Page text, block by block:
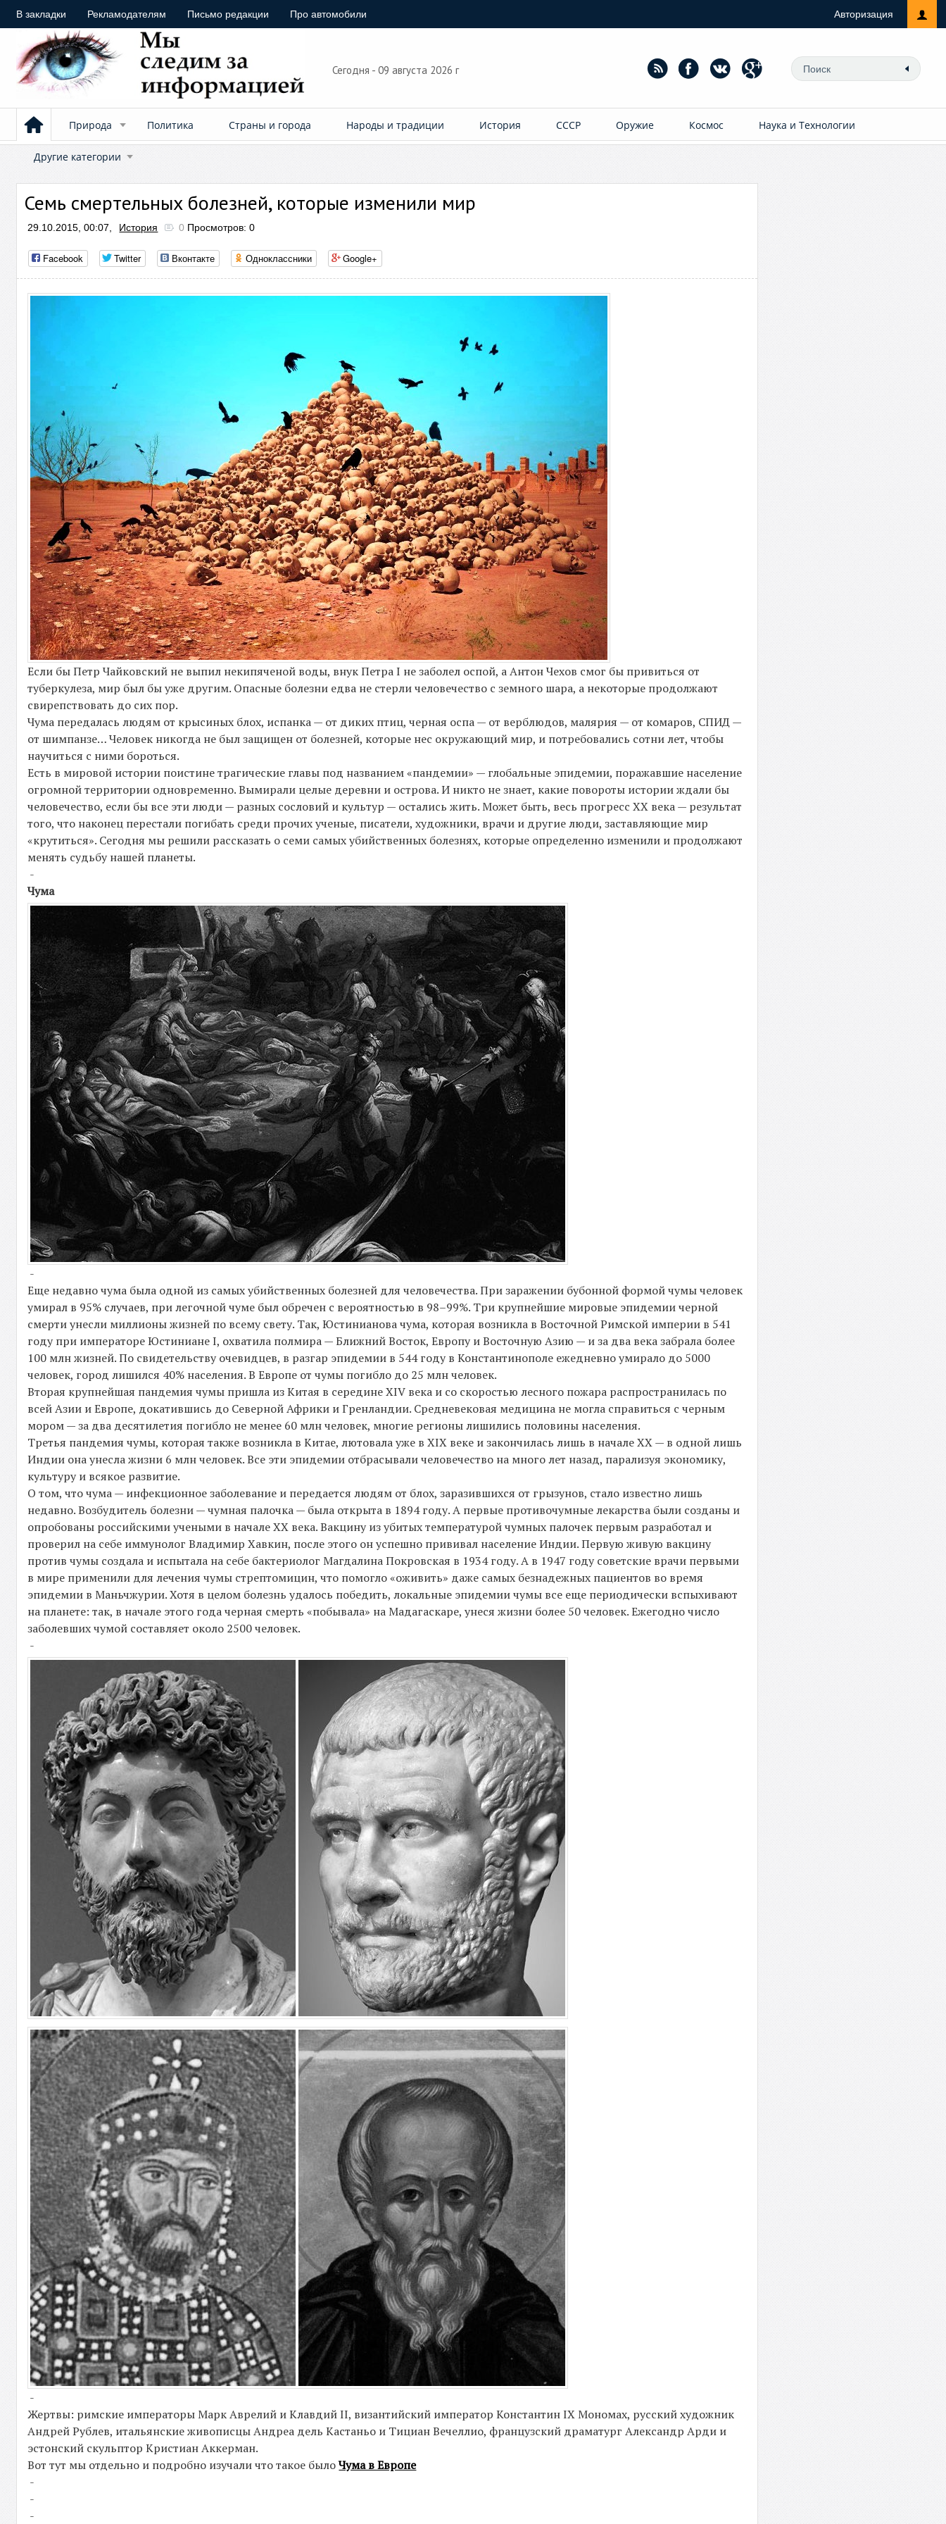
В закладки Рекламодателям Письмо редакции Про автомобили Авторизация
Сегодня - 09 августа 2026 г
Природа Политика Страны и города Народы и традиции История СССР Оружие Космос Наука и Технологии
Другие категории
Семь смертельных болезней, которые изменили мир
29.10.2015, 00:07, История 0 Просмотров: 0
Facebook Twitter Вконтакте Одноклассники Google+
Если бы Петр Чайковский не выпил некипяченой воды, внук Петра I не заболел оспой, а Антон Чехов смог бы привиться от
туберкулеза, мир был бы уже другим. Опасные болезни едва не стерли человечество с земного шара, а некоторые продолжают
свирепствовать до сих пор.
Чума передалась людям от крысиных блох, испанка — от диких птиц, черная оспа — от верблюдов, малярия — от комаров, СПИД —
от шимпанзе… Человек никогда не был защищен от болезней, которые нес окружающий мир, и потребовались сотни лет, чтобы
научиться с ними бороться.
Есть в мировой истории поистине трагические главы под названием «пандемии» — глобальные эпидемии, поражавшие население
огромной территории одновременно. Вымирали целые деревни и острова. И никто не знает, какие повороты истории ждали бы
человечество, если бы все эти люди — разных сословий и культур — остались жить. Может быть, весь прогресс XX века — результат
того, что наконец перестали погибать среди прочих ученые, писатели, художники, врачи и другие люди, заставляющие мир
«крутиться». Сегодня мы решили рассказать о семи самых убийственных болезнях, которые определенно изменили и продолжают
менять судьбу нашей планеты.
-
Чума
-
Еще недавно чума была одной из самых убийственных болезней для человечества. При заражении бубонной формой чумы человек
умирал в 95% случаев, при легочной чуме был обречен с вероятностью в 98–99%. Три крупнейшие мировые эпидемии черной
смерти унесли миллионы жизней по всему свету. Так, Юстинианова чума, которая возникла в Восточной Римской империи в 541
году при императоре Юстиниане I, охватила полмира — Ближний Восток, Европу и Восточную Азию — и за два века забрала более
100 млн жизней. По свидетельству очевидцев, в разгар эпидемии в 544 году в Константинополе ежедневно умирало до 5000
человек, город лишился 40% населения. В Европе от чумы погибло до 25 млн человек.
Вторая крупнейшая пандемия чумы пришла из Китая в середине XIV века и со скоростью лесного пожара распространилась по
всей Азии и Европе, докатившись до Северной Африки и Гренландии. Средневековая медицина не могла справиться с черным
мором — за два десятилетия погибло не менее 60 млн человек, многие регионы лишились половины населения.
Третья пандемия чумы, которая также возникла в Китае, лютовала уже в XIX веке и закончилась лишь в начале XX — в одной лишь
Индии она унесла жизни 6 млн человек. Все эти эпидемии отбрасывали человечество на много лет назад, парализуя экономику,
культуру и всякое развитие.
О том, что чума — инфекционное заболевание и передается людям от блох, заразившихся от грызунов, стало известно лишь
недавно. Возбудитель болезни — чумная палочка — была открыта в 1894 году. А первые противочумные лекарства были созданы и
опробованы российскими учеными в начале XX века. Вакцину из убитых температурой чумных палочек первым разработал и
проверил на себе иммунолог Владимир Хавкин, после этого он успешно прививал население Индии. Первую живую вакцину
против чумы создала и испытала на себе бактериолог Магдалина Покровская в 1934 году. А в 1947 году советские врачи первыми
в мире применили для лечения чумы стрептомицин, что помогло «оживить» даже самых безнадежных пациентов во время
эпидемии в Маньчжурии. Хотя в целом болезнь удалось победить, локальные эпидемии чумы все еще периодически вспыхивают
на планете: так, в начале этого года черная смерть «побывала» на Мадагаскаре, унеся жизни более 50 человек. Ежегодно число
заболевших чумой составляет около 2500 человек.
-
-
Жертвы: римские императоры Марк Аврелий и Клавдий II, византийский император Константин IX Мономах, русский художник
Андрей Рублев, итальянские живописцы Андреа дель Кастаньо и Тициан Вечеллио, французский драматург Александр Арди и
эстонский скульптор Кристиан Аккерман.
Вот тут мы отдельно и подробно изучали что такое былоЧума в Европе
-
-
-